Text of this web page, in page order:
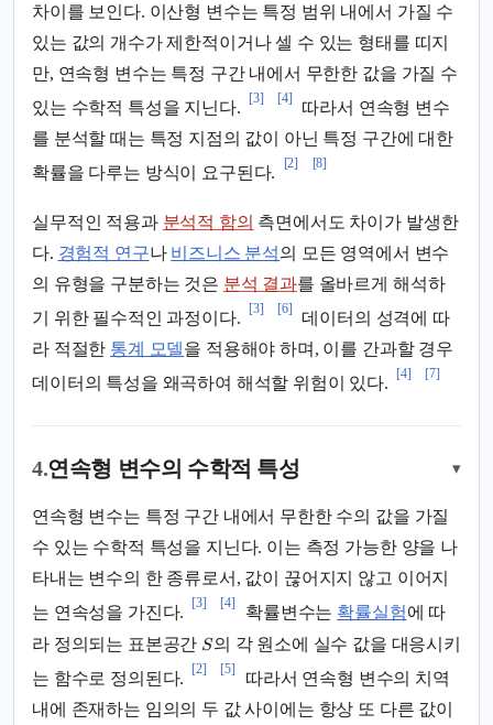
차이를 보인다. 이산형 변수는 특정 범위 내에서 가질 수
있는 값의 개수가 제한적이거나 셀 수 있는 형태를 띠지
만, 연속형 변수는 특정 구간 내에서 무한한 값을 가질 수
있는 수학적 특성을 지닌다.
[3] [4]
따라서 연속형 변수
를 분석할 때는 특정 지점의 값이 아닌 특정 구간에 대한
확률을 다루는 방식이 요구된다.
[2] [8]
실무적인 적용과 분석적 함의 측면에서도 차이가 발생한
다. 경험적 연구나 비즈니스 분석의 모든 영역에서 변수
의 유형을 구분하는 것은 분석 결과를 올바르게 해석하
기 위한 필수적인 과정이다.
[3] [6]
데이터의 성격에 따
라 적절한 통계 모델을 적용해야 하며, 이를 간과할 경우
데이터의 특성을 왜곡하여 해석할 위험이 있다.
[4] [7]
4.연속형 변수의 수학적 특성 ▾
연속형 변수는 특정 구간 내에서 무한한 수의 값을 가질
수 있는 수학적 특성을 지닌다. 이는 측정 가능한 양을 나
타내는 변수의 한 종류로서, 값이 끊어지지 않고 이어지
는 연속성을 가진다.
[3] [4]
확률변수는 확률실험에 따
라 정의되는 표본공간 S의 각 원소에 실수 값을 대응시키
는 함수로 정의된다.
[2] [5]
따라서 연속형 변수의 치역
내에 존재하는 임의의 두 값 사이에는 항상 또 다른 값이